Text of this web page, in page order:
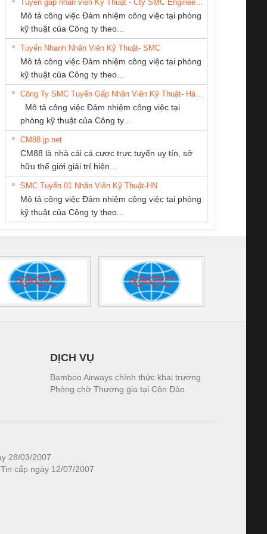
An Toàn
Contact
– PSR-
SCP-
FSP/2X1/1X2
sát chuỗi
tấm pin
16I+
(2502520000)
Bộ giám sát chuỗi
tấm pin
TRANSCLINIC 16I+
1K5 L (2433950000)
Bộ giám sát dòng
TRANSCLINIC 16I+
(2008130000)
Bộ chỉnh lưu nguồn
điện TRANSCLINIC
BKE 1K5.4
(7791400879)2. Giá
Nẹp nhôm chống
trơn Đà Nẵng
TY TNHH
MẠI
VỤ KỸ
ĐIỆN CƠ
HƯNG PHÁT
CÔNG TY CỔ
PHẦN TỰ ĐỘNG
TIẾN HƯNG
CÔNG TY TNHH
SUPPLY
ty TNHH
Mại SX Ba
KỸ THUẬT KTECH
VIỆT NAM
KINH DOANH
Mô tả công việc Đảm nhiệm công việc tại phòng
kỹ thuật của Công ty theo...
Tuyển Nhanh Nhân Viên Kỹ Thuật- SMC
Mô tả công việc Đảm nhiệm công việc tại phòng
kỹ thuật của Công ty theo...
Mô tả công việc Đảm nhiệm công việc tại
phòng kỹ thuật của Công ty...
CM88 jp net
CM88 là nhà cái cá cược trực tuyến uy tín, sở
hữu thế giới giải trí hiện...
SMC Tuyển 01 Nhân Viên Kỹ Thuật-HN
Mô tả công việc Đảm nhiệm công việc tại phòng
kỹ thuật của Công ty theo...
DỊCH VỤ
Bamboo Airways chính thức khai trương
Phòng chờ Thương gia tại Côn Đảo
28/03/2007
cấp ngày 12/07/2007